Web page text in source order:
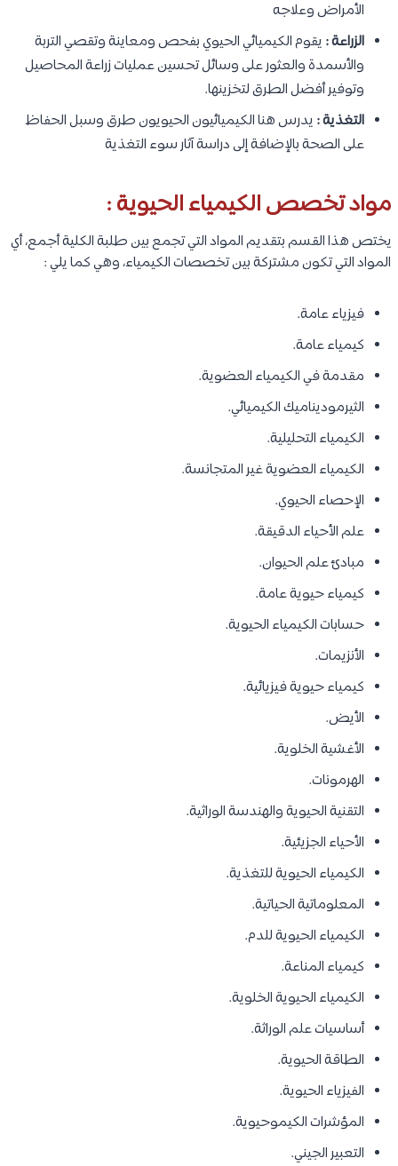
الأمراض وعلاجه
الزراعة : يقوم الكيميائي الحيوي بفحص ومعاينة وتقصي التربة
والأسمدة والعثور على وسائل تحسين عمليات زراعة المحاصيل
وتوفير أفضل الطرق لتخزينها.
التغذية : يدرس هنا الكيميائيون الحيويون طرق وسبل الحفاظ
على الصحة بالإضافة إلى دراسة آثار سوء التغذية
مواد تخصص الكيمياء الحيوية :
يختص هذا القسم بتقديم المواد التي تجمع بين طلبة الكلية أجمع، أي
المواد التي تكون مشتركة بين تخصصات الكيمياء، وهي كما يلي :
فيزياء عامة.
كيمياء عامة.
مقدمة في الكيمياء العضوية.
الثيرموديناميك الكيميائي.
الكيمياء التحليلية.
الكيمياء العضوية غير المتجانسة.
الإحصاء الحيوي.
علم الأحياء الدقيقة.
مبادئ علم الحيوان.
كيمياء حيوية عامة.
حسابات الكيمياء الحيوية.
الأنزيمات.
كيمياء حيوية فيزيائية.
الأيض.
الأغشية الخلوية.
الهرمونات.
التقنية الحيوية والهندسة الوراثية.
الأحياء الجزيئية.
الكيمياء الحيوية للتغذية.
المعلوماتية الحياتية.
الكيمياء الحيوية للدم.
كيمياء المناعة.
الكيمياء الحيوية الخلوية.
أساسيات علم الوراثة.
الطاقة الحيوية.
الفيزياء الحيوية.
المؤشرات الكيموحيوية.
التعبير الجيني.